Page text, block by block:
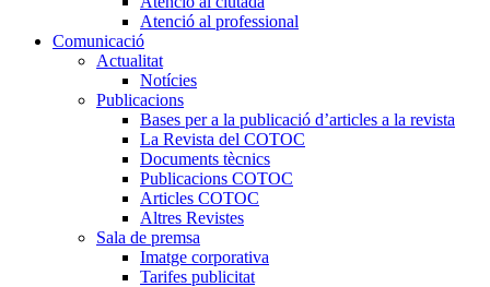
Atenció al professional
Comunicació
Actualitat
Notícies
Publicacions
Bases per a la publicació d’articles a la revista
La Revista del COTOC
Documents tècnics
Publicacions COTOC
Articles COTOC
Altres Revistes
Sala de premsa
Imatge corporativa
Tarifes publicitat